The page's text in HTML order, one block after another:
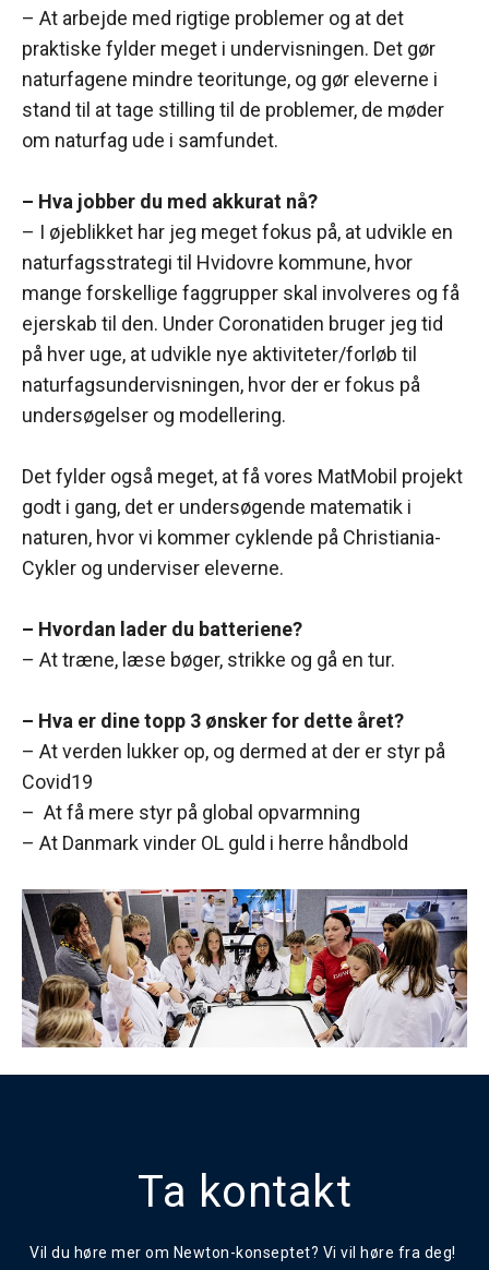
– At arbejde med rigtige problemer og at det
praktiske fylder meget i undervisningen. Det gør
naturfagene mindre teoritunge, og gør eleverne i
stand til at tage stilling til de problemer, de møder
om naturfag ude i samfundet.
– Hva jobber du med akkurat nå?
– I øjeblikket har jeg meget fokus på, at udvikle en
naturfagsstrategi til Hvidovre kommune, hvor
mange forskellige faggrupper skal involveres og få
ejerskab til den. Under Coronatiden bruger jeg tid
på hver uge, at udvikle nye aktiviteter/forløb til
naturfagsundervisningen, hvor der er fokus på
undersøgelser og modellering.
Det fylder også meget, at få vores MatMobil projekt
godt i gang, det er undersøgende matematik i
naturen, hvor vi kommer cyklende på Christiania-
Cykler og underviser eleverne.
– Hvordan lader du batteriene?
– At træne, læse bøger, strikke og gå en tur.
– Hva er dine topp 3 ønsker for dette året?
– At verden lukker op, og dermed at der er styr på
Covid19
– At få mere styr på global opvarmning
– At Danmark vinder OL guld i herre håndbold
Ta kontakt
Vil du høre mer om Newton-konseptet? Vi vil høre fra deg!